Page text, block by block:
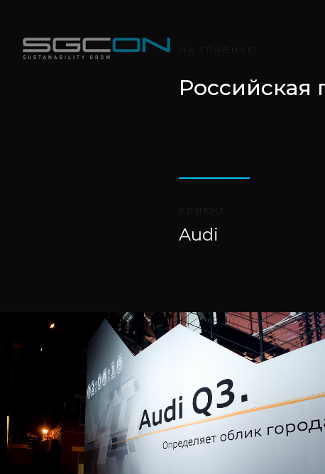
Audi
КЛИЕНТ
НА ГЛАВНУЮ
Российская